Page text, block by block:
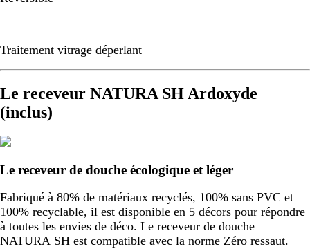
Traitement vitrage déperlant
Le receveur NATURA SH Ardoxyde
(inclus)
Le receveur de douche écologique et léger
Fabriqué à 80% de matériaux recyclés, 100% sans PVC et
100% recyclable, il est disponible en 5 décors pour répondre
à toutes les envies de déco. Le receveur de douche
NATURA SH est compatible avec la norme Zéro ressaut.